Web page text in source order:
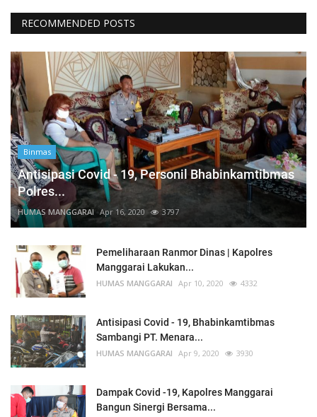
RECOMMENDED POSTS
Binmas
Antisipasi Covid - 19, Personil Bhabinkamtibmas
Polres...
HUMAS MANGGARAI Apr 16, 2020 3797
Pemeliharaan Ranmor Dinas | Kapolres
Manggarai Lakukan...
HUMAS MANGGARAI Apr 10, 2020 4332
Antisipasi Covid - 19, Bhabinkamtibmas
Sambangi PT. Menara...
HUMAS MANGGARAI Apr 9, 2020 3930
Dampak Covid -19, Kapolres Manggarai
Bangun Sinergi Bersama...